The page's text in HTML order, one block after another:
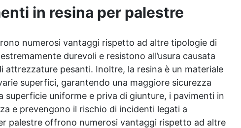
e brillante
in resina per palestre
numerosi vantaggi rispetto ad altre tipologie di
durevoli e resistono all’usura causata
attrezzature pesanti. Inoltre, la resina è un materiale
superfici, garantendo una maggiore sicurezza
superficie uniforme e priva di giunture, i pavimenti in
e prevengono il rischio di incidenti legati a
palestre offrono numerosi vantaggi rispetto ad altre